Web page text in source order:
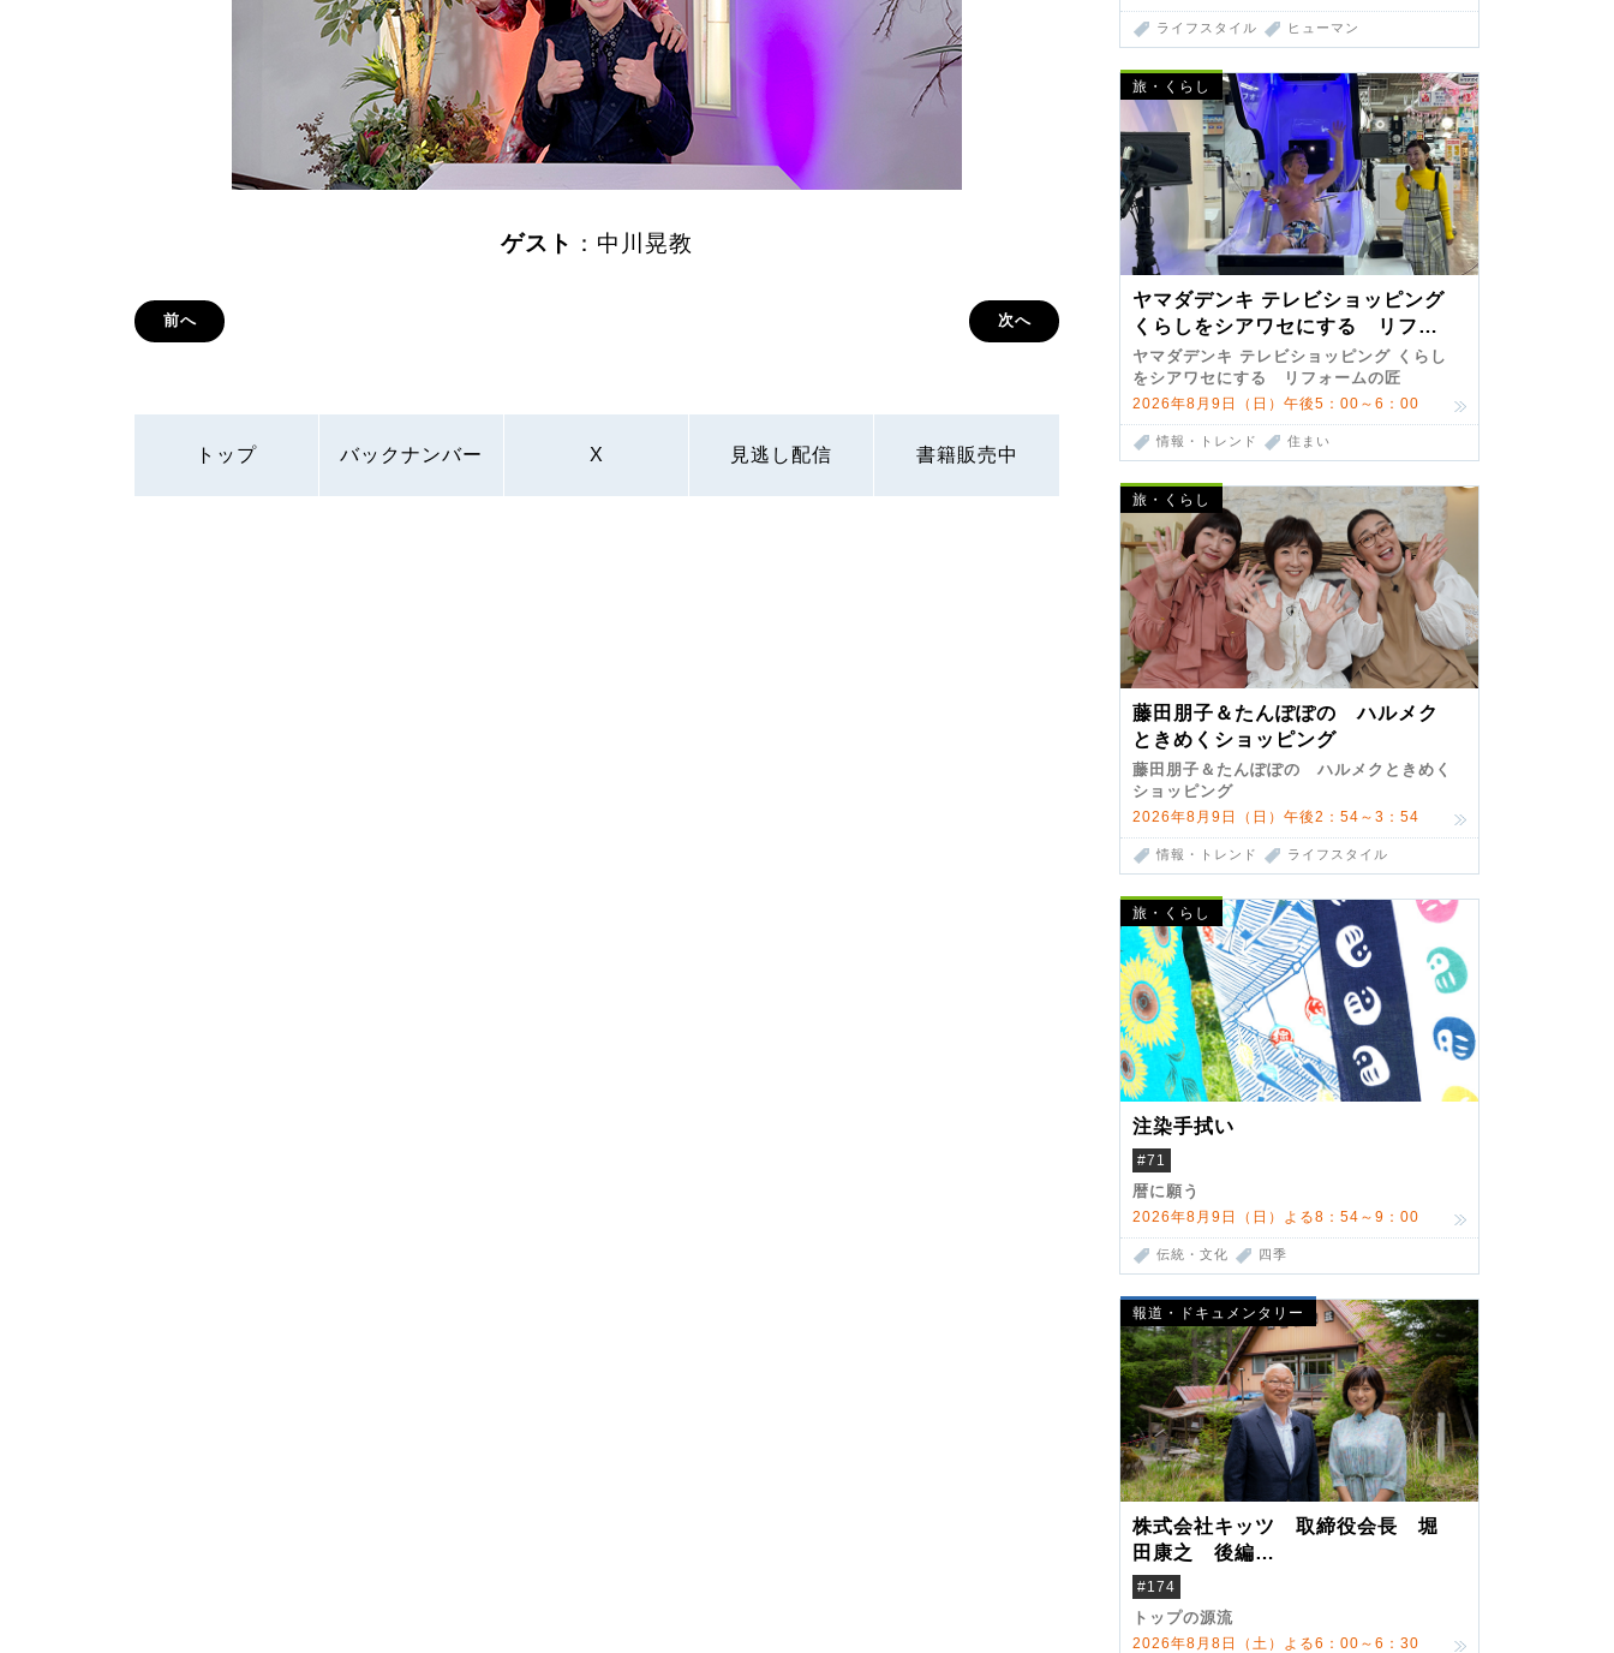
ライフスタイル ヒューマン
旅・くらし
ヤマダデンキ テレビショッピング
くらしをシアワセにする リフォ
ームの匠 第7弾
ヤマダデンキ テレビショッピング くらし
をシアワセにする リフォームの匠
2026年8月9日（日）午後5：00～6：00
情報・トレンド 住まい
旅・くらし
藤田朋子＆たんぽぽの ハルメク
ときめくショッピング
藤田朋子＆たんぽぽの ハルメクときめく
ショッピング
2026年8月9日（日）午後2：54～3：54
情報・トレンド ライフスタイル
旅・くらし
注染手拭い
#71
暦に願う
2026年8月9日（日）よる8：54～9：00
伝統・文化 四季
報道・ドキュメンタリー
株式会社キッツ 取締役会長 堀
田康之 後編
米国駐在でも浮かんだ八ヶ岳 山
小屋を営んだ父母
#174
トップの源流
2026年8月8日（土）よる6：00～6：30
ゲスト ：中川晃教
前へ 次へ
トップ バックナンバー X 見逃し配信 書籍販売中